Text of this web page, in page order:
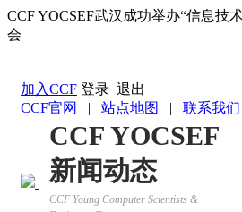
CCF YOCSEF武汉成功举办“信息技
会
加入CCF 登录 退出
CCF官网
| 站点地图 | 联系我们
CCF YOCSEF
新闻动态
CCF Young Computer Scientists &